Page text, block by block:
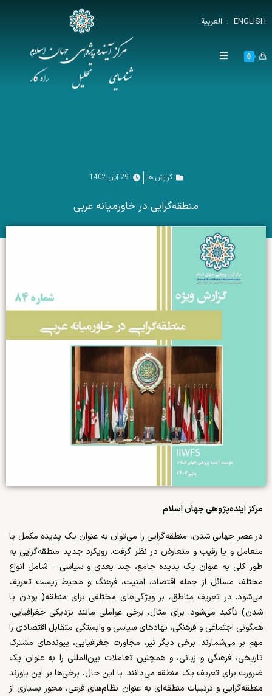
ENGLISH
. العربية
0
گزارش ها 29 آبان 1402
منطقه‌گرایی در خاورمیانه عربی
مرکز آینده‌پژوهی جهان اسلام
در عصر جهانی­ شدن، منطقه­‌گرایی را می­‌توان به عنوان یک پدیده مکمل یا
متعامل و یا رقیب و متعارض در نظر گرفت. رویکرد جدید منطقه‌گرایی به
طور کلی به عنوان یک پدیده جامع، چند بعدی و سیاسی – شامل انواع
مختلف مسائل از جمله اقتصاد، امنیت، فرهنگ و محیط زیست تعریف
می‌شود. در تعریف مناطق، بر ویژگی­‌های مختلفی برای منطقه( بودن یا
شدن) تأکید می‌­شود. برای مثال، برخی عواملی مانند نزدیکی جغرافیایی،
همگونی اجتماعی و فرهنگی، نهادهای سیاسی و وابستگی متقابل اقتصادی را
مهم بر می­‌شمارند. برخی دیگر نیز، مجاورت جغرافیایی، پیوندهای مشترک
تاریخی، فرهنگی و زبانی، و همچنین تعاملات بین‌المللی را به عنوان یک
ضرورت برای تعریف یک منطقه می‌دانند. با این حال، برخی­‌ها بر این باورند
منطقه‌گرایی و ترتیبات منطقه‌ای به ‌عنوان نظام‌های فرعی، محور بسیاری از